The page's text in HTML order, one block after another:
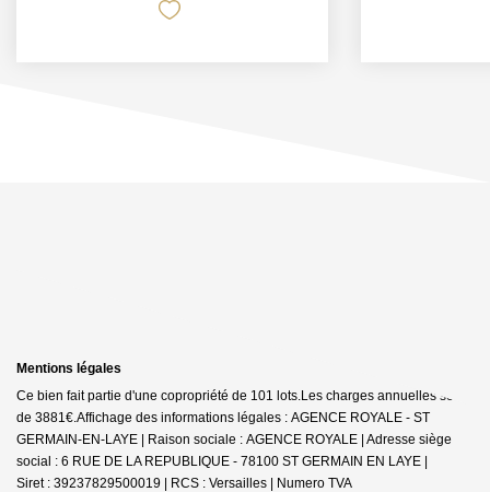
Mentions légales
Ce bien fait partie d'une copropriété de 101 lots.Les charges annuelles sont
de 3881€.Affichage des informations légales : AGENCE ROYALE - ST
GERMAIN-EN-LAYE | Raison sociale : AGENCE ROYALE | Adresse siège
social : 6 RUE DE LA REPUBLIQUE - 78100 ST GERMAIN EN LAYE |
Siret : 39237829500019 | RCS : Versailles | Numero TVA